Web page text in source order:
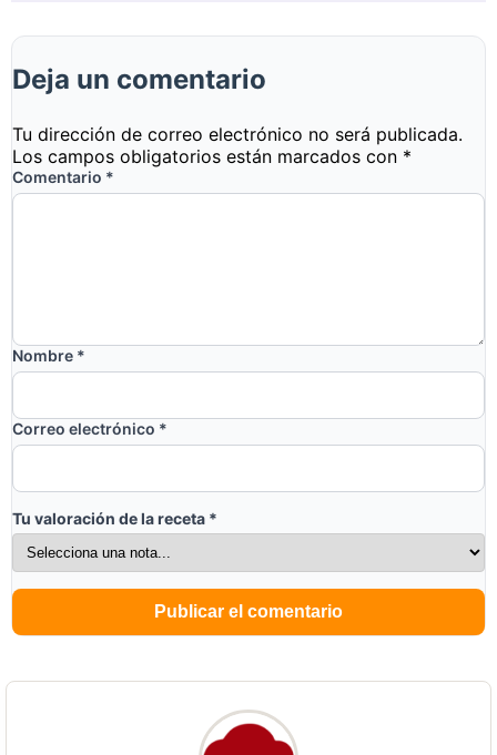
Deja un comentario
Tu dirección de correo electrónico no será publicada.
Los campos obligatorios están marcados con *
Comentario *
Nombre *
Correo electrónico *
Tu valoración de la receta *